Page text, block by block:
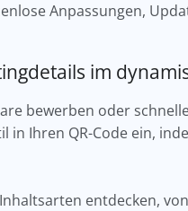
Anpassungen,
im
bewerben oder
in Ihren QR-Code ein,
entdecken,